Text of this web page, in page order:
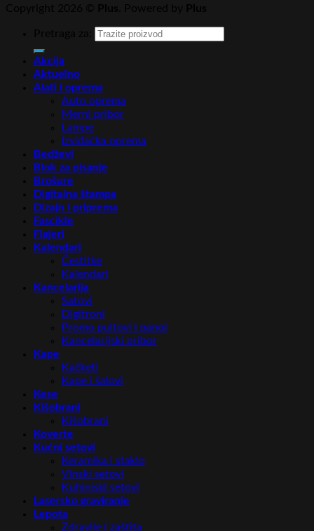
Akcija
Aktuelno
Alati i oprema
Auto oprema
Merni pribor
Lampe
Izviđačka oprema
Bedževi
Blok za pisanje
Brošure
Digitalna štampa
Dizajn i priprema
Fascikle
Flajeri
Kalendari
Čestitke
Kalendari
Kancelarija
Satovi
Digitroni
Promo pultovi i panoi
Kancelarijski pribor
Kape
Kačketi
Kape i šalovi
Kese
Kišobrani
Kišobrani
Koverte
Kućni setovi
Keramika i staklo
Vinski setovi
Kuhinjski setovi
Lasersko graviranje
Lepota
Zdravlje i zaštita